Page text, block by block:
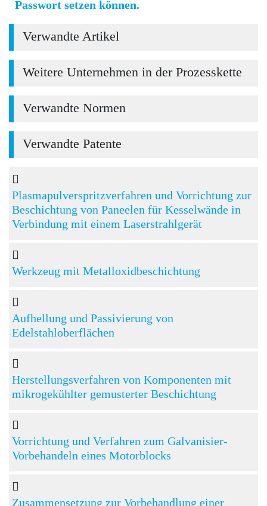
Passwort setzen können.
Verwandte Artikel
Weitere Unternehmen in der Prozesskette
Verwandte Normen
Verwandte Patente
Plasmapulverspritzverfahren und Vorrichtung zur
Beschichtung von Paneelen für Kesselwände in
Verbindung mit einem Laserstrahlgerät
Werkzeug mit Metalloxidbeschichtung
Aufhellung und Passivierung von
Edelstahloberflächen
Herstellungsverfahren von Komponenten mit
mikrogekühlter gemusterter Beschichtung
Vorrichtung und Verfahren zum Galvanisier-
Vorbehandeln eines Motorblocks
Zusammensetzung zur Vorbehandlung einer